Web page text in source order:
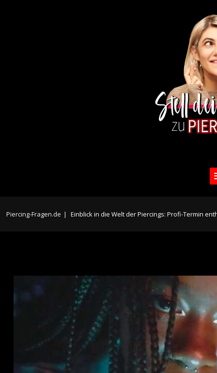
Piercing-Fragen.de | Einblick in die Welt der Piercings: Profi-Termin